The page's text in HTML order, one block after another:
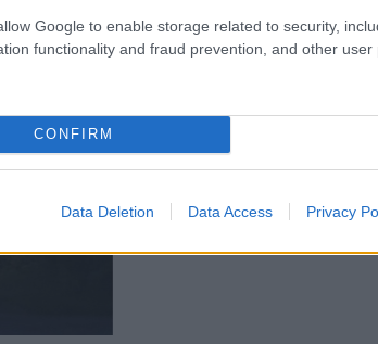
Google to enable storage related to security,
functionality and fraud prevention, and other user
CONFIRM
Data Deletion Data Access Privacy
ezer hektáron gyérítik a
héten – közölte az Országos
elhalasztott gyérítést is pótolják a
TOVÁBB OLVASOM